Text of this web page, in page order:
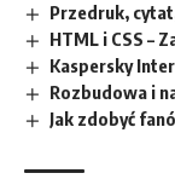
Przedruk,
HTML i CSS –
Kaspersky
Rozbudowa i
Jak zdobyć